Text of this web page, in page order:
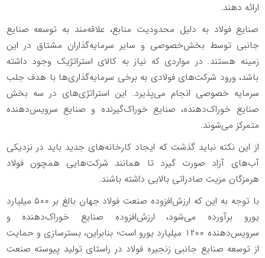
ارائه دهند.
صنایع فولاد به دلیل محدودیت منابع، علاقه‌مند به توسعه صنایع
جانبی توسط بخش‌خصوصی و سایر سرمایه‌‌‌‌‌گذاران مشتاق در این
زمینه هستند. در مواردی که نیاز به کالای استراتژیک وجود داشته
باشد، ورود شرکت‌های فولادی به برخی سرمایه‌‌‌‌‌گذاری‌‌‌‌‌ها با هدف جلب
سرمایه خصوصی انجام می‌‌‌‌‌پذیرد. این استراتژی‌‌‌‌‌های در سه بخش
صنایع خوراک‌‌‌‌‌دهنده، صنایع خوراک‌‌‌‌‌گیرنده و صنایع سرویس‌‌‌‌‌دهنده
متمرکز می‌‌‌‌‌شوند.
از این نکته نباید گذشت که ایجاد کارخانه‌های جدید باید در نزدیکی
آب‌های آزاد صورت گیرد تا همانند شرکت‌هایی همچون فولاد
هرمزگان مزیت صادراتی بالایی داشته باشند.
با توجه به این که ارزش‌‌‌‌‌افزوده صنعت فولاد جهان بالغ بر ۵۰۰ میلیارد
یورو برآورده می‌شود، ارزش‌‌‌‌‌افزوده صنایع خوراک‌‌‌‌‌دهنده و
سرویس‌‌‌‌‌دهنده ۱۲۰۰ میلیارد یورو است؛ بنابراین، بسترسازی و حمایت
از توسعه صنایع جانبی زنجیره فولاد در راستای تولید پیوسته صنعت